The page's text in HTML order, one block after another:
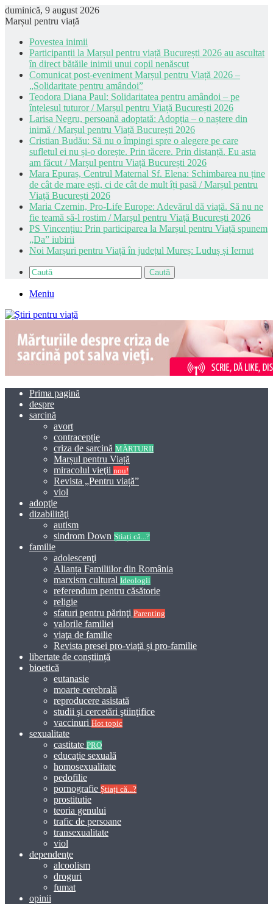
duminică, 9 august 2026
Marșul pentru viață
Povestea inimii
Participanții la Marșul pentru viață București 2026 au ascultat
în direct bătăile inimii unui copil nenăscut
Comunicat post-eveniment Marșul pentru Viață 2026 –
„Solidaritate pentru amândoi”
Teodora Diana Paul: Solidaritatea pentru amândoi – pe
înțelesul tuturor / Marșul pentru Viață București 2026
Larisa Negru, persoană adoptată: Adopția – o naștere din
inimă / Marșul pentru Viață București 2026
Cristian Budău: Să nu o împingi spre o alegere pe care
sufletul ei nu și-o dorește. Prin tăcere. Prin distanță. Eu asta
am făcut / Marșul pentru Viață București 2026
Mara Epuraș, Centrul Maternal Sf. Elena: Schimbarea nu ține
de cât de mare ești, ci de cât de mult îți pasă / Marșul pentru
Viață București 2026
Maria Czernin, Pro-Life Europe: Adevărul dă viață. Să nu ne
fie teamă să-l rostim / Marșul pentru Viață București 2026
PS Vincențiu: Prin participarea la Marșul pentru Viață spunem
„Da” iubirii
Noi Marșuri pentru Viață în județul Mureș: Luduș și Iernut
Caută
Meniu
Prima pagină
despre
sarcină
avort
contracepție
criza de sarcină MĂRTURII
Marșul pentru Viață
miracolul vieţii nou!
Revista „Pentru viață”
viol
adopţie
dizabilităţi
autism
sindrom Down Știați că...?
familie
adolescenţi
Alianța Familiilor din România
marxism cultural Ideologii
referendum pentru căsătorie
religie
sfaturi pentru părinţi Parenting
valorile familiei
viaţa de familie
Revista presei pro-viață și pro-familie
libertate de conștiință
bioetică
eutanasie
moarte cerebrală
reproducere asistată
studii şi cercetări ştiinţifice
vaccinuri Hot topic
sexualitate
castitate PRO
educaţie sexuală
homosexualitate
pedofilie
pornografie Știați că...?
prostitutie
teoria genului
trafic de persoane
transexualitate
viol
dependenţe
alcoolism
droguri
fumat
opinii